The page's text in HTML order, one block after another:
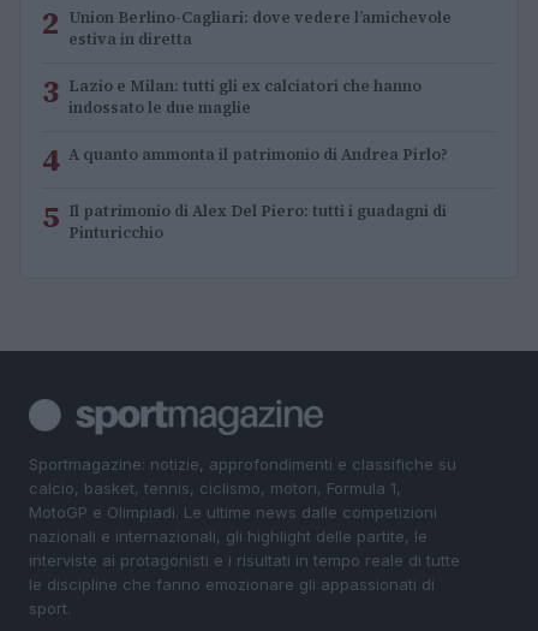
2 Union Berlino-Cagliari: dove vedere l’amichevole
estiva in diretta
3 Lazio e Milan: tutti gli ex calciatori che hanno
indossato le due maglie
4 A quanto ammonta il patrimonio di Andrea Pirlo?
5 Il patrimonio di Alex Del Piero: tutti i guadagni di
Pinturicchio
Sportmagazine: notizie, approfondimenti e classifiche su
calcio, basket, tennis, ciclismo, motori, Formula 1,
MotoGP e Olimpiadi. Le ultime news dalle competizioni
nazionali e internazionali, gli highlight delle partite, le
interviste ai protagonisti e i risultati in tempo reale di tutte
le discipline che fanno emozionare gli appassionati di
sport.